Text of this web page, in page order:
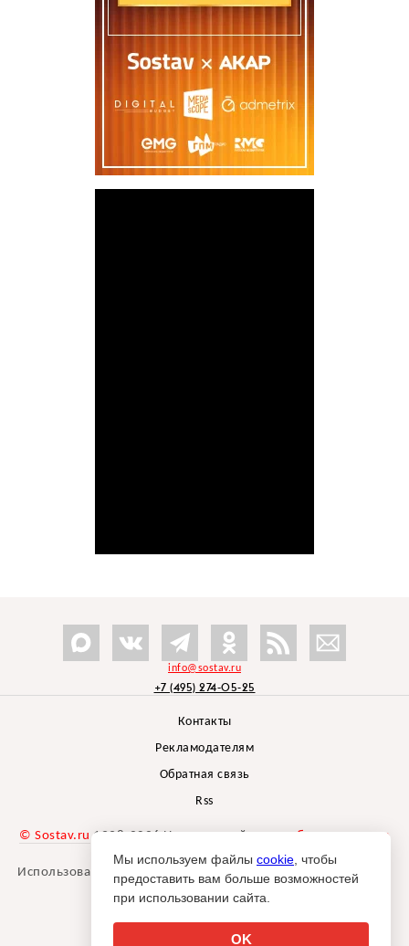
info@sostav.ru
+7 (495) 274-05-25
Контакты
Рекламодателям
Обратная связь
Rss
© Sostav.ru 1998-2026 Независимый проектбрендингового
агентства Depot
Использование материалов Sostav.ru допустимо только при
указании источника.
Мы используем файлы cookie , чтобы
предоставить вам больше возможностей
при использовании сайта.
OK